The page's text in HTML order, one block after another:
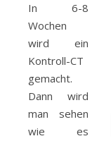
In 6-8
Wochen
wird ein
Kontroll-CT
gemacht.
Dann wird
man sehen
wie es